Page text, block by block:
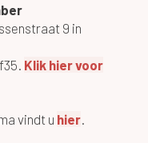
9 in
Klik hier voor
vindt u hier